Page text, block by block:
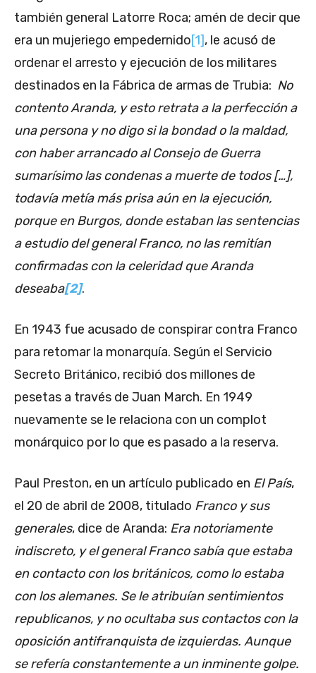
también general Latorre Roca; amén de decir que
era un mujeriego empedernido[1], le acusó de
ordenar el arresto y ejecución de los militares
destinados en la Fábrica de armas de Trubia: No
contento Aranda, y esto retrata a la perfección a
una persona y no digo si la bondad o la maldad,
con haber arrancado al Consejo de Guerra
sumarísimo las condenas a muerte de todos […],
todavía metía más prisa aún en la ejecución,
porque en Burgos, donde estaban las sentencias
a estudio del general Franco, no las remitían
confirmadas con la celeridad que Aranda
deseaba[2].
En 1943 fue acusado de conspirar contra Franco
para retomar la monarquía. Según el Servicio
Secreto Británico, recibió dos millones de
pesetas a través de Juan March. En 1949
nuevamente se le relaciona con un complot
monárquico por lo que es pasado a la reserva.
Paul Preston, en un artículo publicado en El País,
el 20 de abril de 2008, titulado Franco y sus
generales, dice de Aranda: Era notoriamente
indiscreto, y el general Franco sabía que estaba
en contacto con los británicos, como lo estaba
con los alemanes. Se le atribuían sentimientos
republicanos, y no ocultaba sus contactos con la
oposición antifranquista de izquierdas. Aunque
se refería constantemente a un inminente golpe.